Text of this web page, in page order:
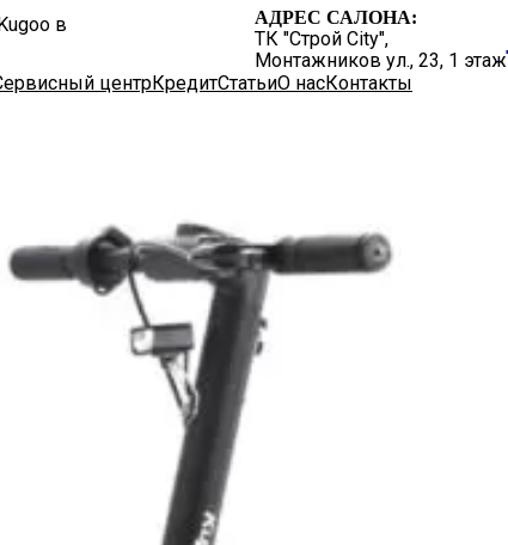
в
АДРЕС САЛОНА:
ТК "Строй City",
Монтажников ул., 23, 1 этаж
центрКредитСтатьиО насКонтакты